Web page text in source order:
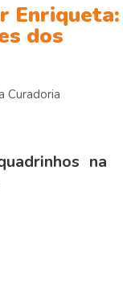
Enriqueta:
dos
Curadoria
na